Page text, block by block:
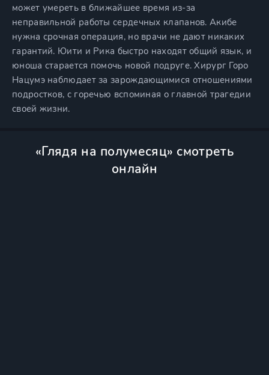
может умереть в ближайшее время из-за
неправильной работы сердечных клапанов. Акибе
нужна срочная операция, но врачи не дают никаких
гарантий. Юити и Рика быстро находят общий язык, и
юноша старается помочь новой подруге. Хирург Горо
Нацумэ наблюдает за зарождающимися отношениями
подростков, с горечью вспоминая о главной трагедии
своей жизни.
«Глядя на полумесяц» смотреть
онлайн